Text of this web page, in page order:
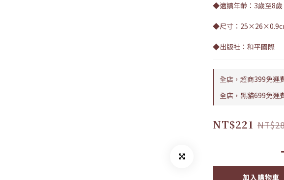
◆適讀年齡：3歲至8歲
◆尺寸：
◆出版社：和平國際
全店，超商399免運
全店，黑貓699免運
NT$221
加入購物車